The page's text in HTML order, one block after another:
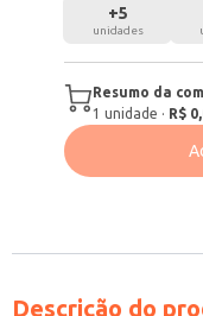
+5
unidades
Resumo da
1 unidade · R$
Descrição do